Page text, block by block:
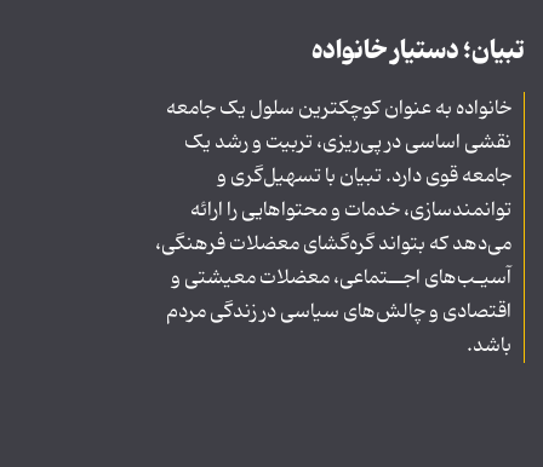
تبیان؛ دستیار خانواده
خانواده به عنوان کوچکترین سلول یک جامعه
نقشی اساسی در پی‌ریزی، تربیت و رشد یک
جامعه قوی دارد. تبیان با تسهیل‌گری و
توانمندسازی، خدمات و محتواهایی را ارائه
می‌دهد که بتواند گره‌گشای معضلات فرهنگی،
آسیـب‌های اجــتماعی، معضلات معیشتی و
اقتصادی و چالش‌های سیاسی در زندگی مردم
باشد.